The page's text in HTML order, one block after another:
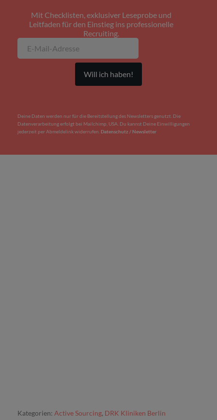
Mit Checklisten, exklusiver Leseprobe und
Leitfaden für den Einstieg ins professionelle
Recruiting.
Deine Daten werden nur für die Bereitstellung des Newsletters genutzt. Die
Datenverarbeitung erfolgt bei Mailchimp, USA. Du kannst Deine Einwilligungen
jederzeit per Abmeldelink widerrufen. Datenschutz / Newsletter
Kategorien: Active Sourcing, DRK Kliniken Berlin